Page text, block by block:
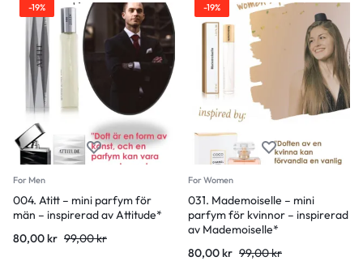
-19%
For Men
004. Atitt – mini parfym för
män – inspirerad av Attitude*
80,00kr 99,00kr
-19%
For Women
031. Mademoiselle – mini
parfym för kvinnor – inspirerad
av Mademoiselle*
80,00kr 99,00kr